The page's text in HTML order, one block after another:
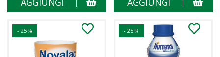
AGGIUNGI AGGIUNGI
- 25 % - 25 %